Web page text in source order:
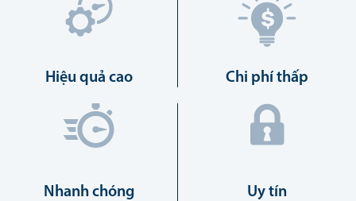
Hiệu quả cao Chi phí thấp
Nhanh chóng Uy tín